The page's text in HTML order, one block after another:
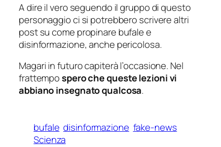
A dire il vero seguendo il gruppo di questo
personaggio ci si potrebbero scrivere altri
post su come propinare bufale e
disinformazione, anche pericolosa.
Magari in futuro capiterà l’occasione. Nel
frattempospero che queste lezioni vi
abbiano insegnato qualcosa.
bufale disinformazione fake-news
Scienza